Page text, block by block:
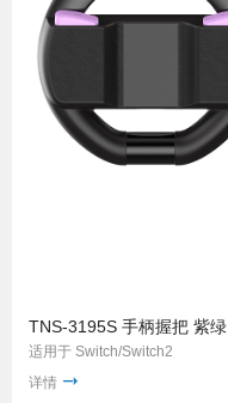
TNS-3195S 手柄握把 紫绿
适用于 Switch/Switch2
详情